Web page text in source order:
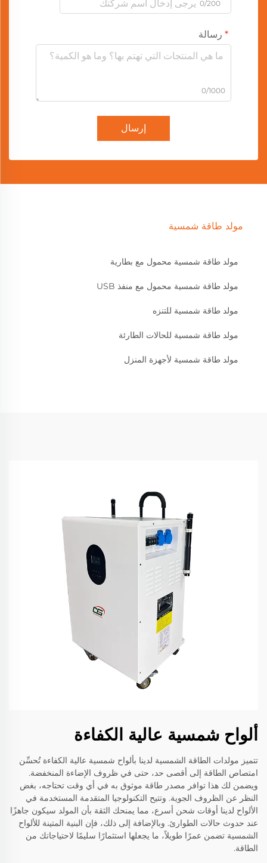
0/200
رسالة
0/1000
إرسال
مولد طاقة شمسية
مولد طاقة شمسية محمول مع بطارية
مولد طاقة شمسية محمول مع منفذ USB
مولد طاقة شمسية للتنزه
مولد طاقة شمسية للحالات الطارئة
مولد طاقة شمسية لأجهزة المنزل
ألواح شمسية عالية الكفاءة
تتميز مولدات الطاقة الشمسية لدينا بألواح شمسية عالية الكفاءة تُحسِّن
امتصاص الطاقة إلى أقصى حد، حتى في ظروف الإضاءة المنخفضة.
ويضمن لك هذا توافر مصدر طاقة موثوق به في أي وقت تحتاجه، بغض
النظر عن الظروف الجوية. وتتيح التكنولوجيا المتقدمة المستخدمة في
الألواح لدينا أوقات شحن أسرع، مما يمنحك الثقة بأن المولد سيكون جاهزًا
عند حدوث حالات الطوارئ. وبالإضافة إلى ذلك، فإن البنية المتينة للألواح
الشمسية تضمن عمرًا طويلاً، ما يجعلها استثمارًا سليمًا لاحتياجاتك من
الطاقة.